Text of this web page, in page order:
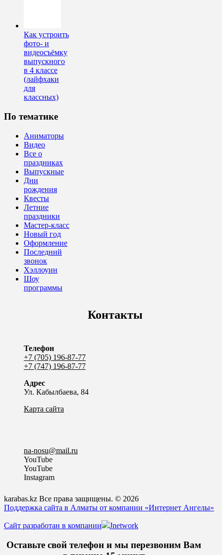
Как устроить
фото- и
видеосъёмку
выпускного
в 4 классе
(лайфхаки
для
классных)
По тематике
Аниматоры
Видео
Все о
праздниках
Выпускные
Дни
рождения
Квесты
Летние
праздники
Мастер-класс
Новый год
Оформление
Последний
звонок
Хэллоуин
Шоу
программы
Контакты
Телефон
+7 (705) 196-87-77
+7 (747) 196-87-77
Адрес
Ул. Кабылбаева, 84
Карта сайта
na-nosu@mail.ru
YouTube
YouTube
Instagram
karabas.kz Все права защищены. © 2026
Поддержка сайта в Алматы от компании «Интернет Ангелы»
Сайт разработан в компании Jnetwork
Оставьте свой телефон и мы перезвоним Вам